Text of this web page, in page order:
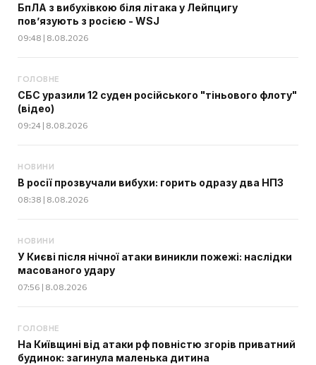
БпЛА з вибухівкою біля літака у Лейпцигу
пов’язують з росією - WSJ
09:48 | 8.08.2026
ГОЛОВНЕ
СБС уразили 12 суден російського "тіньового флоту"
(відео)
09:24 | 8.08.2026
НОВИНИ
В росії прозвучали вибухи: горить одразу два НПЗ
08:38 | 8.08.2026
НОВИНИ
У Києві після нічної атаки виникли пожежі: наслідки
масованого удару
07:56 | 8.08.2026
ГОЛОВНЕ
На Київщині від атаки рф повністю згорів приватний
будинок: загинула маленька дитина